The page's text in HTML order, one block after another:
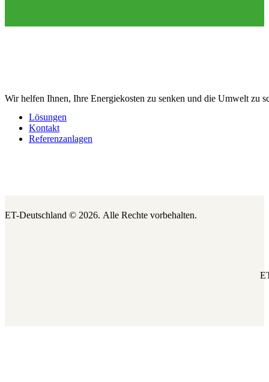
Wir helfen Ihnen, Ihre Energiekosten zu senken und die Umwelt zu
Lösungen
Kontakt
Referenzanlagen
ET-Deutschland © 2026. Alle Rechte vorbehalten.